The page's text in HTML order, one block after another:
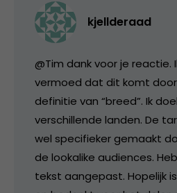
kjellderaad
@Tim dank voor je reactie.
vermoed dat dit komt door
definitie van “breed”. Ik
verschillende landen. De
wel specifieker gemaakt
de lookalike audiences.
tekst aangepast. Hopelijk